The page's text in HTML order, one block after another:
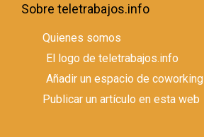
Sobre teletrabajos.info
Quienes somos
El logo de teletrabajos.info
Añadir un espacio de coworking
Publicar un artículo en esta web